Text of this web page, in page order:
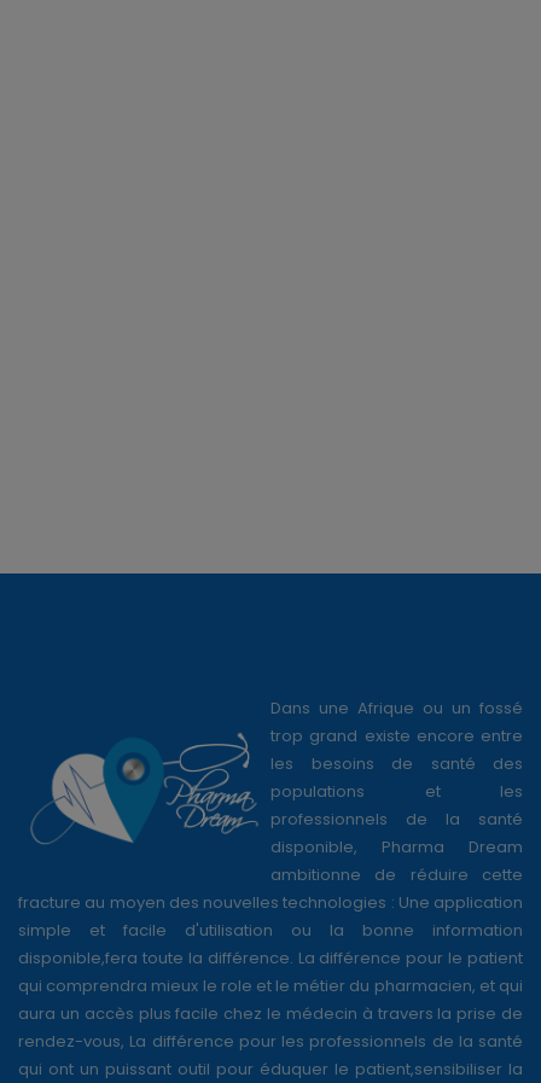
Dans une Afrique ou un fossé
trop grand existe encore entre
les besoins de santé des
populations et les
professionnels de la santé
disponible, Pharma Dream
ambitionne de réduire cette
fracture au moyen des nouvelles technologies : Une application
simple et facile d'utilisation ou la bonne information
disponible,fera toute la différence. La différence pour le patient
qui comprendra mieux le role et le métier du pharmacien, et qui
aura un accès plus facile chez le médecin à travers la prise de
rendez-vous, La différence pour les professionnels de la santé
qui ont un puissant outil pour éduquer le patient,sensibiliser la